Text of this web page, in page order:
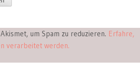
um Spam zu reduzieren. Erfahre,
verarbeitet werden.